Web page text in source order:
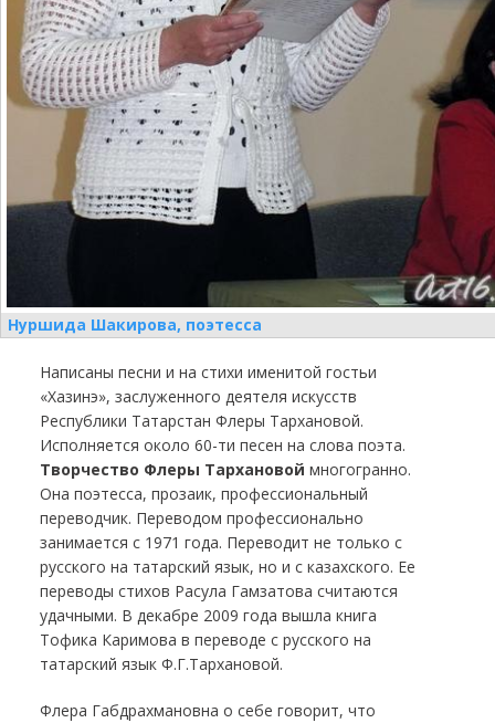
Нуршида Шакирова, поэтесса
Написаны песни и на стихи именитой гостьи
«Хазинэ», заслуженного деятеля искусств
Республики Татарстан Флеры Тархановой.
Исполняется около 60-ти песен на слова поэта.
Творчество Флеры Тархановой многогранно.
Она поэтесса, прозаик, профессиональный
переводчик. Переводом профессионально
занимается с 1971 года. Переводит не только с
русского на татарский язык, но и с казахского. Ее
переводы стихов Расула Гамзатова считаются
удачными. В декабре 2009 года вышла книга
Тофика Каримова в переводе с русского на
татарский язык Ф.Г.Тархановой.
Флера Габдрахмановна о себе говорит, что